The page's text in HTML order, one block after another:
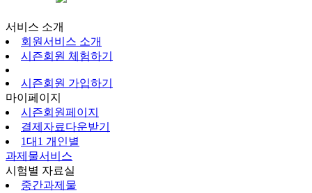
서비스 소개
회원서비스 소개
시즌회원 체험하기
시즌회원 가입하기
마이페이지
시즌회원페이지
결제자료다운받기
1대1 개인별
과제물서비스
시험별 자료실
중간과제물